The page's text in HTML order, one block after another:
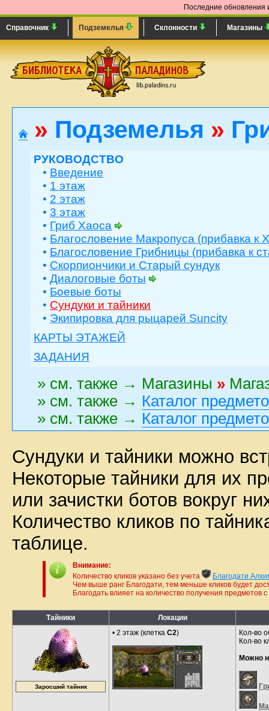
Последние обновления
Справочник Подземелья Склонности Магазины
» Подземелья »
РУКОВОДСТВО
• Введение
• 1 этаж
• 2 этаж
• 3 этаж
• Гриб Хаоса
• Благословение Макропуса (прибавка к
• Благословение Грибницы (прибавка к
• Скорпиончики и Старый сундук
• Диалоговые боты
• Боевые боты
• Сундуки и тайники
• Экипировка для рыцарей Suncity
КАРТЫ ЭТАЖЕЙ
ЗАДАНИЯ
» см. также → Магазины »
» см. также → Каталог
» см. также → Каталог
Сундуки и тайники можно
Некоторые тайники для их
или зачистки ботов вокруг
Количество кликов по
таблице.
Внимание:
Количество кликов указано без учета
Благодати
Чем выше ранг Благодати, тем меньше кликов будет
Благодать влияет на количество получения предметов с
Тайники Локации
Заросший тайник
• 2 этаж (клетка C2)
Кол-во
Кол-во
Можно